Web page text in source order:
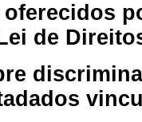
de